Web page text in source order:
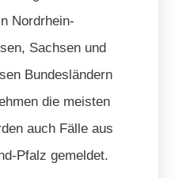
Nordrhein-
Sachsen und
Bundesländern
die meisten
auch Fälle aus
Pfalz gemeldet.